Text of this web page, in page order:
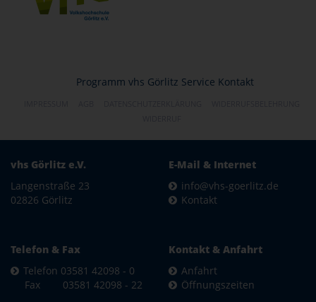
Programm vhs Görlitz Service Kontakt
vhs Görlitz e.V.
Langenstraße 23
02826 Görlitz
E-Mail & Internet
info@vhs-goerlitz.de
Kontakt
Telefon & Fax
Telefon 03581 42098 - 0
Fax 03581 42098 - 22
Kontakt & Anfahrt
Anfahrt
Öffnungszeiten